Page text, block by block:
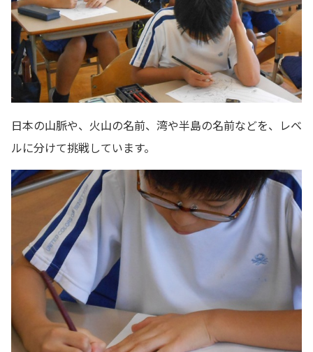
日本の山脈や、火山の名前、湾や半島の名前などを、レベ
ルに分けて挑戦しています。